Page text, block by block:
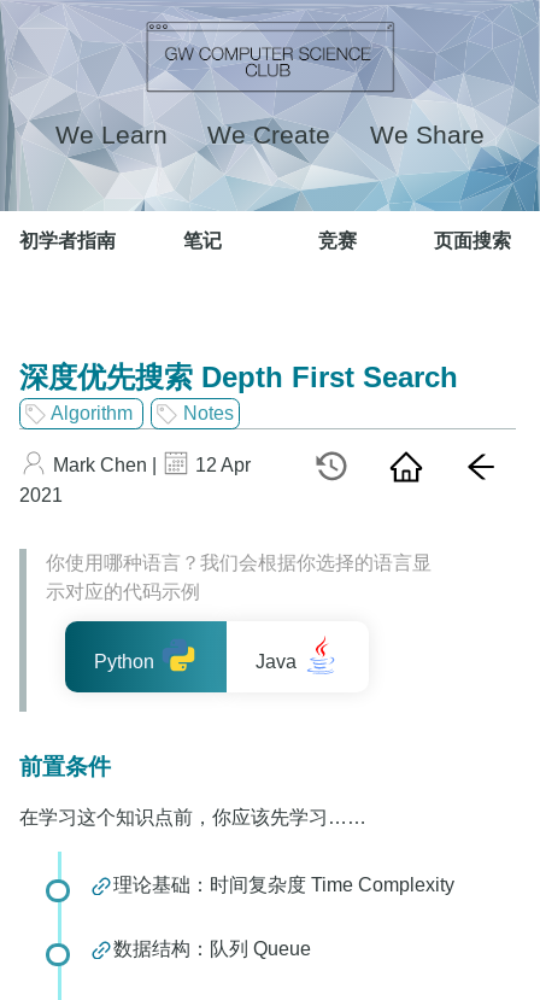
We Learn We Create We Share
初学者指南 笔记 竞赛 页面搜索
深度优先搜索 Depth First Search
Algorithm Notes
Mark Chen |
12 Apr
2021
你使用哪种语言？我们会根据你选择的语言显
示对应的代码示例
Python Java
前置条件
在学习这个知识点前，你应该先学习……
理论基础：时间复杂度 Time Complexity
数据结构：队列 Queue